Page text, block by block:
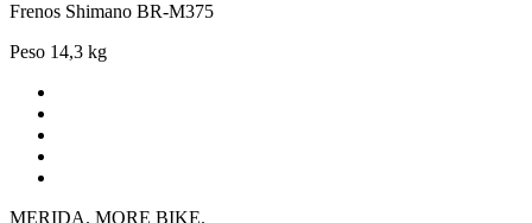
Frenos Shimano BR-M375
Peso 14,3 kg
MERIDA. MORE BIKE.